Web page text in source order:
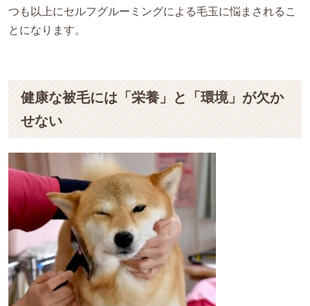
つも以上にセルフグルーミングによる毛玉に悩まされるこ
とになります。
健康な被毛には「栄養」と「環境」が欠か
せない